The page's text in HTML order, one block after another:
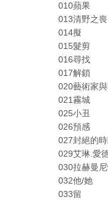
010蘋果
013清野之喪
014擬
015髮剪
016尋找
017解鎖
020藝術家
021霧城
025小丑
026預感
027封絕的時
029艾琳.愛
030拉赫曼
032他/她
033留